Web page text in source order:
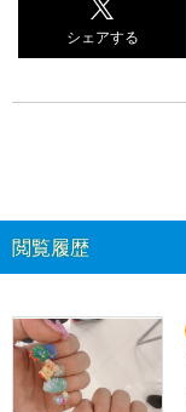
シェアする
閲覧履歴